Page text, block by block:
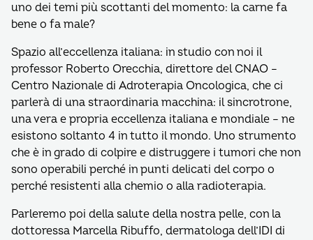
uno dei temi più scottanti del momento: la carne fa
bene o fa male?
Spazio all’eccellenza italiana: in studio con noi il
professor Roberto Orecchia, direttore del CNAO –
Centro Nazionale di Adroterapia Oncologica, che ci
parlerà di una straordinaria macchina: il sincrotrone,
una vera e propria eccellenza italiana e mondiale – ne
esistono soltanto 4 in tutto il mondo. Uno strumento
che è in grado di colpire e distruggere i tumori che non
sono operabili perché in punti delicati del corpo o
perché resistenti alla chemio o alla radioterapia.
Parleremo poi della salute della nostra pelle, con la
dottoressa Marcella Ribuffo, dermatologa dell’IDI di